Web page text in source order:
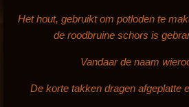
Het hout, gebruikt om potloden te
de roodbruine schors is
Vandaar de naam
De korte takken dragen afgeplatte